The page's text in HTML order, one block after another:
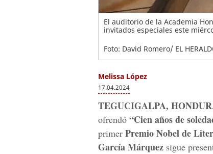
El auditorio de la Academia
invitados especiales este
Foto: David Romero/ EL
Melissa López
17.04.2024
TEGUCIGALPA,
ofrendó “Cien años de
primer Premio Nobel de
García Márquez sigue